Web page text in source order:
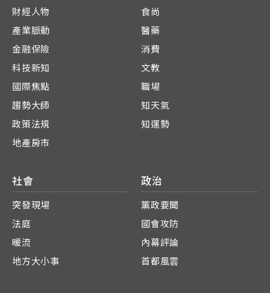
財經人物
產業脈動
金融保險
科技新知
國際焦點
趨勢大師
政策法規
地產房市
食尚
醫藥
消費
文教
職場
知天氣
知運勢
社會
突發現場
法庭
暖流
地方大小事
政治
黨政要聞
國會攻防
內幕評論
首都風雲